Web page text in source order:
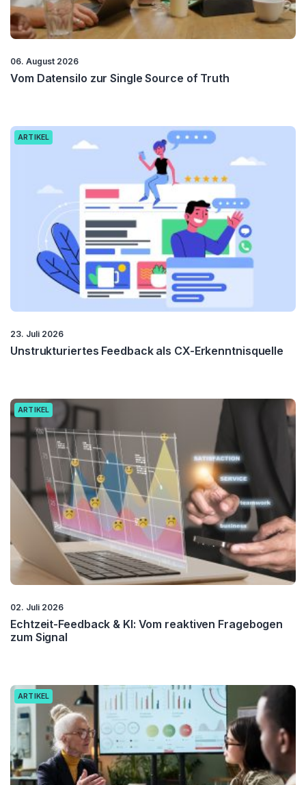
06. August 2026
Vom Datensilo zur Single Source of Truth
ARTIKEL
23. Juli 2026
Unstrukturiertes Feedback als CX-Erkenntnisquelle
ARTIKEL
02. Juli 2026
Echtzeit-Feedback & KI: Vom reaktiven Fragebogen
zum Signal
ARTIKEL